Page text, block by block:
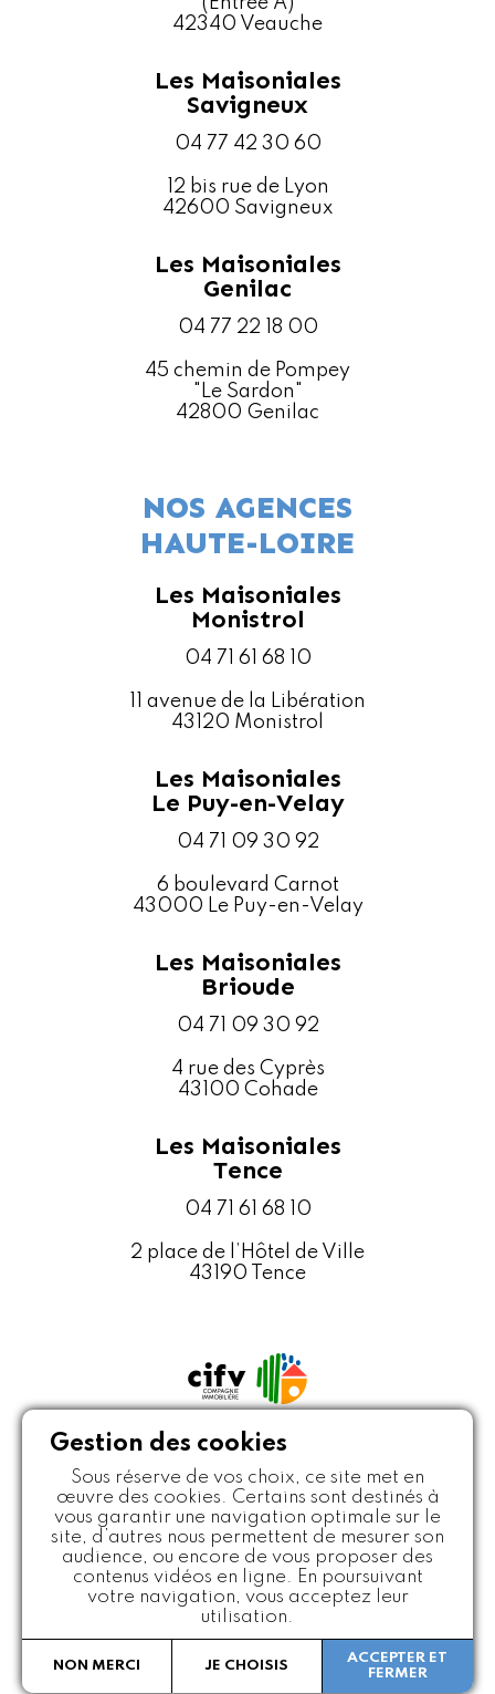
42340 Veauche
Les Maisoniales
Savigneux
04 77 42 30 60
12 bis rue de Lyon
42600 Savigneux
Les Maisoniales
Genilac
04 77 22 18 00
45 chemin de Pompey
"Le Sardon"
42800 Genilac
NOS AGENCES
HAUTE-LOIRE
Les Maisoniales
Monistrol
04 71 61 68 10
11 avenue de la Libération
43120 Monistrol
Les Maisoniales
Le Puy-en-Velay
04 71 09 30 92
6 boulevard Carnot
43000 Le Puy-en-Velay
Les Maisoniales
Brioude
04 71 09 30 92
4 rue des Cyprès
43100 Cohade
Les Maisoniales
Tence
04 71 61 68 10
2 place de l’Hôtel de Ville
43190 Tence
Constructeur de maisons individuelles Loire et Haute-Loire - Tous
droits réservés
Politique de protection des données
Mentions légales
Crédits
Plan du site
Gestion des cookies
Sous réserve de vos choix, ce site met en
œuvre des cookies. Certains sont destinés à
vous garantir une navigation optimale sur le
site, d’autres nous permettent de mesurer son
audience, ou encore de vous proposer des
contenus vidéos en ligne. En poursuivant
votre navigation, vous acceptez leur
utilisation.
NON MERCI JE CHOISIS
ACCEPTER ET
FERMER